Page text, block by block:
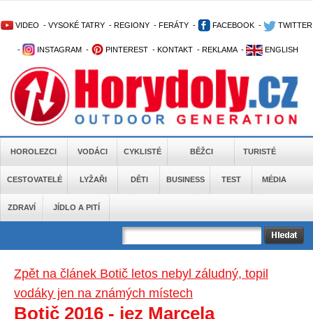
VIDEO - VYSOKÉ TATRY - REGIONY - FERÁTY - FACEBOOK - TWITTER
- INSTAGRAM - PINTEREST - KONTAKT - REKLAMA - ENGLISH
HOROLEZCI VODÁCI CYKLISTÉ BĚŽCI TURISTÉ
CESTOVATELÉ LYŽAŘI DĚTI BUSINESS TEST MÉDIA
ZDRAVÍ JÍDLO A PITÍ
Zpět na článek Botič letos nebyl záludný, topil
vodáky jen na známých místech
Botič 2016 - jez Marcela